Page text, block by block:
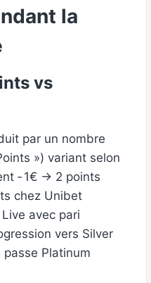
la
vs
par un nombre
») variant selon
‑ 1€ → 2 points
chez Unibet
avec pari
vers Silver
Platinum